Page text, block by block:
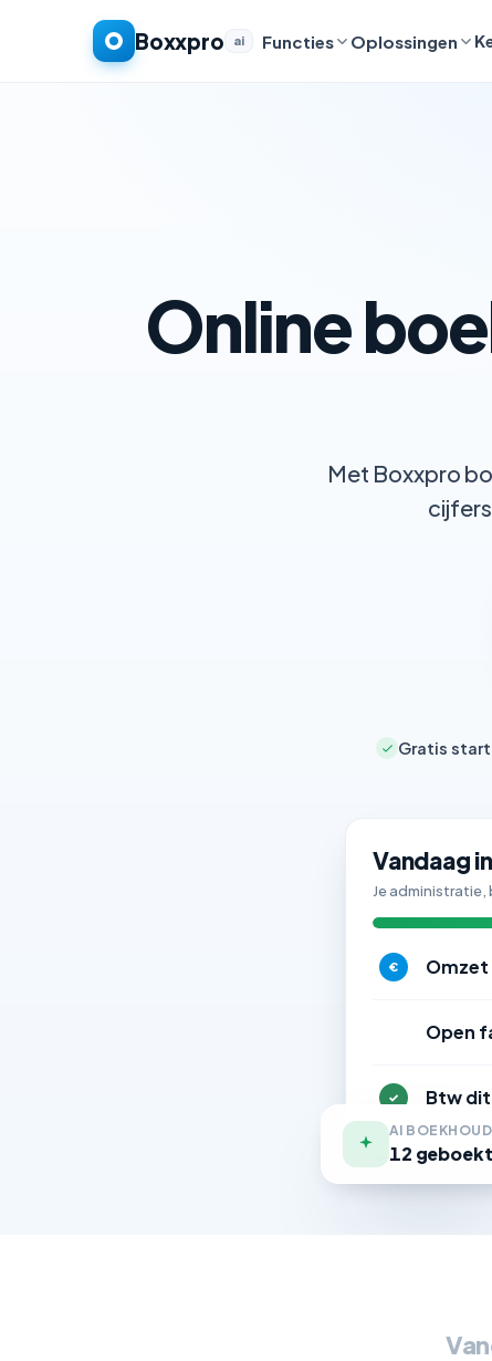
Boxxpro ai Functies Oplossingen
Online
Met Boxxpro
Gratis
Vandaag
Je
€ Omzet
Open
✓ Btw
AI
12 geboekt